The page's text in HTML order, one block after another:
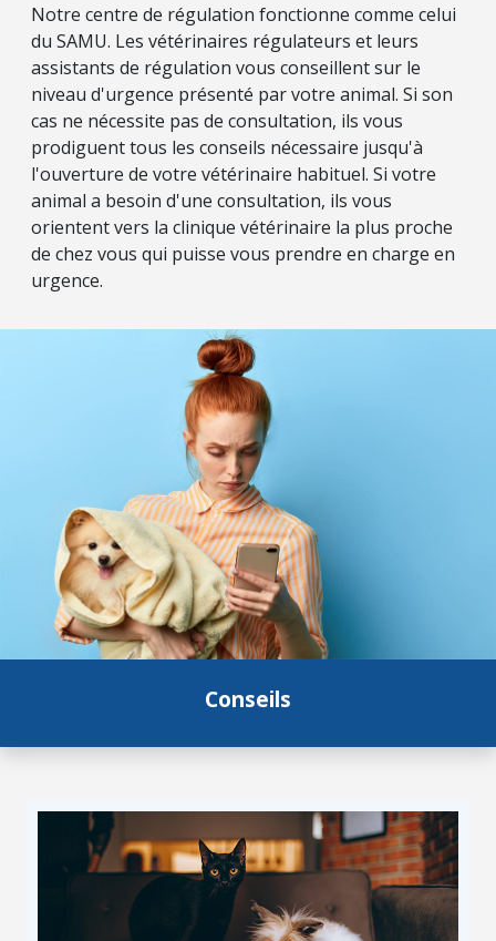
Notre centre de régulation fonctionne comme celui
du SAMU. Les vétérinaires régulateurs et leurs
assistants de régulation vous conseillent sur le
niveau d'urgence présenté par votre animal. Si son
cas ne nécessite pas de consultation, ils vous
prodiguent tous les conseils nécessaire jusqu'à
l'ouverture de votre vétérinaire habituel. Si votre
animal a besoin d'une consultation, ils vous
orientent vers la clinique vétérinaire la plus proche
de chez vous qui puisse vous prendre en charge en
urgence.
Conseils